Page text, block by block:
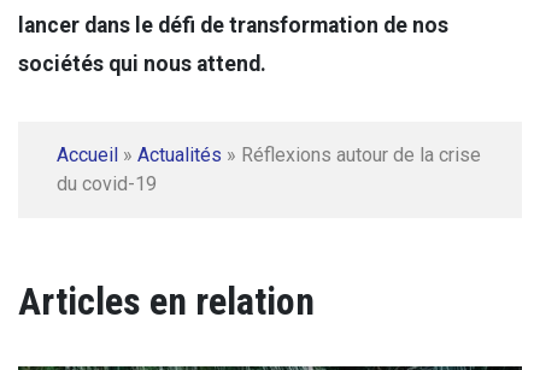
lancer dans le défi de transformation de nos
sociétés qui nous attend.
Accueil » Actualités » Réflexions autour de la crise
du covid-19
Articles en relation